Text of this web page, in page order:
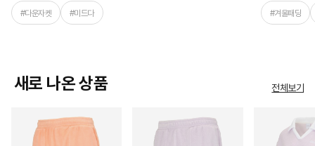
#다운자켓 #미드다 #겨울패딩
새로 나온 상품 전체보기